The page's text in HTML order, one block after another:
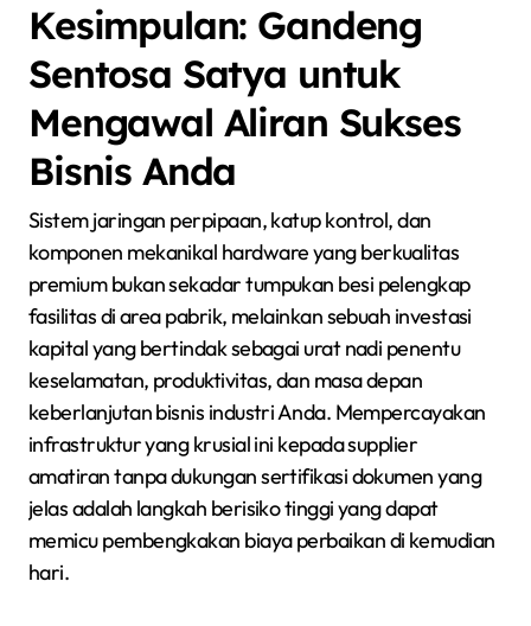
Kesimpulan: Gandeng
Sentosa Satya untuk
Mengawal Aliran Sukses
Bisnis Anda
Sistem jaringan perpipaan, katup kontrol, dan
komponen mekanikal hardware yang berkualitas
premium bukan sekadar tumpukan besi pelengkap
fasilitas di area pabrik, melainkan sebuah investasi
kapital yang bertindak sebagai urat nadi penentu
keselamatan, produktivitas, dan masa depan
keberlanjutan bisnis industri Anda. Mempercayakan
infrastruktur yang krusial ini kepada supplier
amatiran tanpa dukungan sertifikasi dokumen yang
jelas adalah langkah berisiko tinggi yang dapat
memicu pembengkakan biaya perbaikan di kemudian
hari.